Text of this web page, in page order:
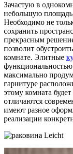
Зачастую в
небольшую
Необходимо не
сохранить
прекрасным
позволит
комнате. Элитные
максимально
гарнитуре
этому комната
отличаются
имеют разное
реализации